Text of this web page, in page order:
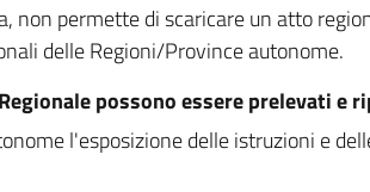
non permette di scaricare un atto
delle Regioni/Province autonome.
possono essere prelevati e
l'esposizione delle istruzioni e